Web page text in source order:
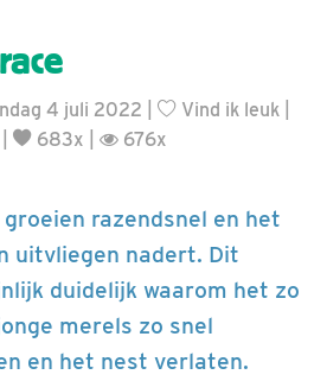
4 juli 2022 | Vind ik leuk
683x | 676x
razendsnel en het
uitvliegen nadert. Dit
duidelijk waarom het zo
merels zo snel
en het nest verlaten.